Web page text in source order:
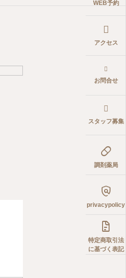
WEB予約
アクセス
お問合せ
スタッフ募集

調剤薬局

privacypolicy

特定商取引法
に基づく表記